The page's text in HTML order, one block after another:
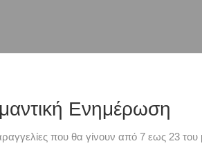
Ενημέρωση
που θα γίνουν από 7 εως 23